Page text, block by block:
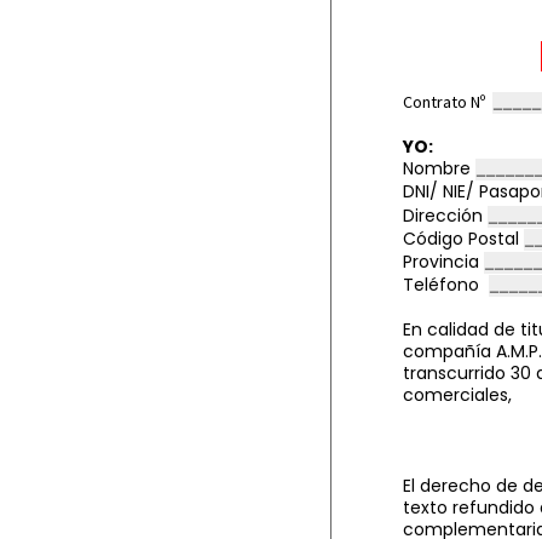
Contrato Nº
YO:
Nombre
DNI/ NIE/
Dirección
Código Postal
Provincia
Teléfono
En calidad de
compañía
transcurrido 30
comerciales,
El derecho de
texto refundido